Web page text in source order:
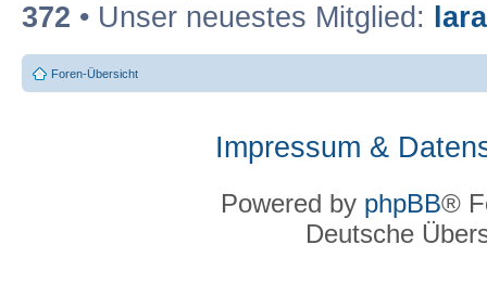
372 • Unser neuestes Mitglied:
Foren-Übersicht
Impressum &
Powered by phpBB®
Deutsche